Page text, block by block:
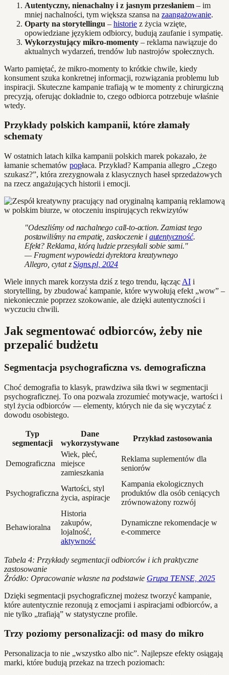
Autentyczny, nienachalny i z jasnym przesłaniem – im
mniej nachalności, tym większa szansa na zaangażowanie.
Oparty na storytellingu – historie z życia wzięte,
opowiedziane językiem odbiorcy, budują zaufanie i sympatię.
Wykorzystujący mikro-momenty – reklama nawiązuje do
aktualnych wydarzeń, trendów lub nastrojów społecznych.
Warto pamiętać, że mikro-momenty to krótkie chwile, kiedy
konsument szuka konkretnej informacji, rozwiązania problemu lub
inspiracji. Skuteczne kampanie trafiają w te momenty z chirurgiczną
precyzją, oferując dokładnie to, czego odbiorca potrzebuje właśnie
wtedy.
Przykłady polskich kampanii, które złamały
schematy
W ostatnich latach kilka kampanii polskich marek pokazało, że
łamanie schematów popłaca. Przykład? Kampania allegro „Czego
szukasz?”, która zrezygnowała z klasycznych haseł sprzedażowych
na rzecz angażujących historii i emocji.
"Odeszliśmy od nachalnego call-to-action. Zamiast tego
postawiliśmy na empatię, zaskoczenie i autentyczność.
Efekt? Reklama, którą ludzie przesyłali sobie sami."
— Fragment wypowiedzi dyrektora kreatywnego
Allegro, cytat zSigns.pl, 2024
Wiele innych marek korzysta dziś z tego trendu, łącząc AI i
storytelling, by zbudować kampanie, które wywołują efekt „wow” –
niekoniecznie poprzez szokowanie, ale dzięki autentyczności i
wyczuciu chwili.
Jak segmentować odbiorców, żeby nie
przepalić budżetu
Segmentacja psychograficzna vs. demograficzna
Choć demografia to klasyk, prawdziwa siła tkwi w segmentacji
psychograficznej. To ona pozwala zrozumieć motywacje, wartości i
styl życia odbiorców — elementy, których nie da się wyczytać z
dowodu osobistego.
Typ
segmentacji
Dane
wykorzystywane
Przykład zastosowania
Demograficzna
Wiek, płeć,
miejsce
zamieszkania
Reklama suplementów dla
seniorów
Psychograficzna
Wartości, styl
życia, aspiracje
Kampania ekologicznych
produktów dla osób ceniących
zrównoważony rozwój
Behawioralna
Historia
zakupów,
lojalność,
aktywność
Dynamiczne rekomendacje w
e-commerce
Tabela 4: Przykłady segmentacji odbiorców i ich praktyczne
zastosowanie
Źródło: Opracowanie własne na podstawie Grupa TENSE, 2025
Dzięki segmentacji psychograficznej możesz tworzyć kampanie,
które autentycznie rezonują z emocjami i aspiracjami odbiorców, a
nie tylko „trafiają” w statystyczne profile.
Trzy poziomy personalizacji: od masy do mikro
Personalizacja to nie „wszystko albo nic”. Najlepsze efekty osiągają
marki, które budują przekaz na trzech poziomach: